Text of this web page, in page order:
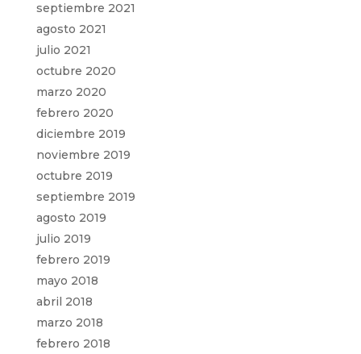
septiembre 2021
agosto 2021
julio 2021
octubre 2020
marzo 2020
febrero 2020
diciembre 2019
noviembre 2019
octubre 2019
septiembre 2019
agosto 2019
julio 2019
febrero 2019
mayo 2018
abril 2018
marzo 2018
febrero 2018